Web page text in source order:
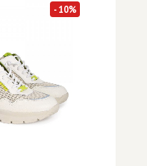
- 10%